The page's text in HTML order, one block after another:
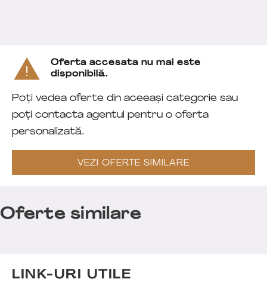
Oferta accesata nu mai este
disponibilă.
Poți vedea oferte din aceeași categorie sau
poți contacta agentul pentru o oferta
personalizată.
VEZI OFERTE SIMILARE
Oferte similare
LINK-URI UTILE